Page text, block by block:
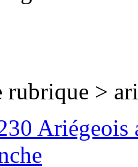
rubrique >
Ariégeois